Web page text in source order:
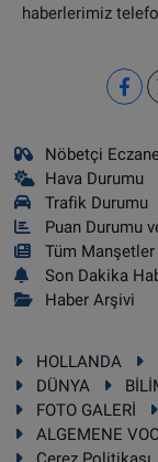
haberlerimiz
Nöbetçi
Hava Durumu
Trafik Durumu
Puan Durumu
Tüm Manşetler
Son Dakika
Haber Arşivi
HOLLANDA
DÜNYA
FOTO GALERİ
ALGEMENE